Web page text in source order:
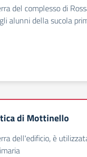
del complesso di
alunni della sucola
di Mottinello
dell'edificio, è